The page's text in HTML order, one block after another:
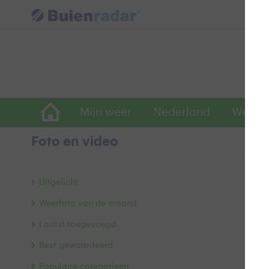
Mijn weer Nederland
Foto en video
Uitgelicht
Weerfoto van de maand
Laatst toegevoegd
Best gewaardeerd
Populaire categorieën